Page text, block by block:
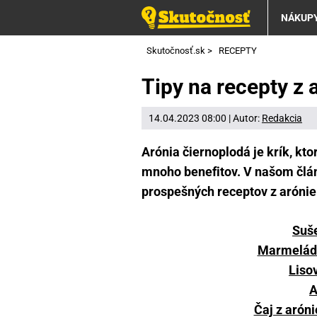
Skutočnosť.sk > RECEPTY
Tipy na recepty z
14.04.2023 08:00 | Autor: Redakcia
Arónia čiernoplodá je krík,
mnoho benefitov. V našom
prospešných receptov z
Čaj z